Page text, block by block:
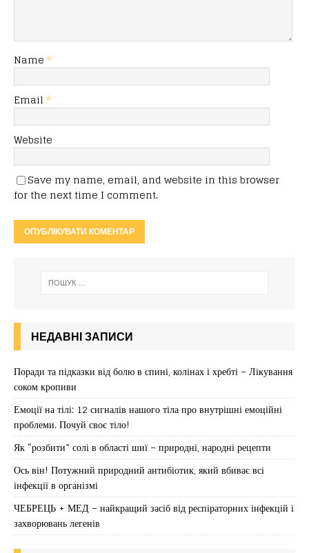
Name *
Email *
Website
Save my name, email, and website in this browser
for the next time I comment.
НЕДАВНІ ЗАПИСИ
Поради та підказки від болю в спині, колінах і хребті – Лікування
соком кропиви
Емоції на тілі: 12 сигналів нашого тіла про внутрішні емоційні
проблеми. Почуй своє тіло!
Як “розбити” солі в області шиї – природні, народні рецепти
Ось він! Потужний природний антибіотик, який вбиває всі
інфекції в організмі
ЧЕБРЕЦЬ + МЕД – найкращий засіб від респіраторних інфекцій і
захворювань легенів